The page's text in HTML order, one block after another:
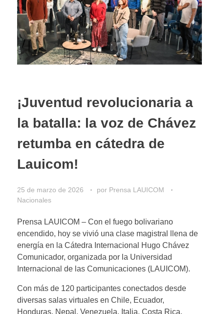
¡Juventud revolucionaria a
la batalla: la voz de Chávez
retumba en cátedra de
Lauicom!
25 de marzo de 2026 por Prensa LAUICOM
Nacionales
Prensa LAUICOM – Con el fuego bolivariano
encendido, hoy se vivió una clase magistral llena de
energía en la Cátedra Internacional Hugo Chávez
Comunicador, organizada por la Universidad
Internacional de las Comunicaciones (LAUICOM).
Con más de 120 participantes conectados desde
diversas salas virtuales en Chile, Ecuador,
Honduras, Nepal, Venezuela, Italia, Costa Rica,